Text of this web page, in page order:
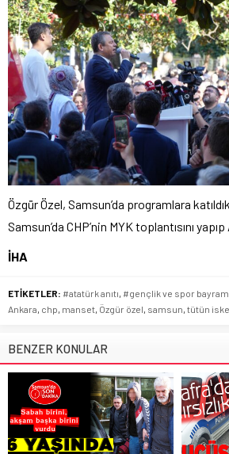
Özgür Özel, Samsun’da programlara
Samsun’da CHP’nin MYK toplantısını
İHA
ETİKETLER: #atatürk anıtı, #gençlik ve spor
Ankara, chp, manset, Özgür özel, samsun, tütün
BENZER KONULAR